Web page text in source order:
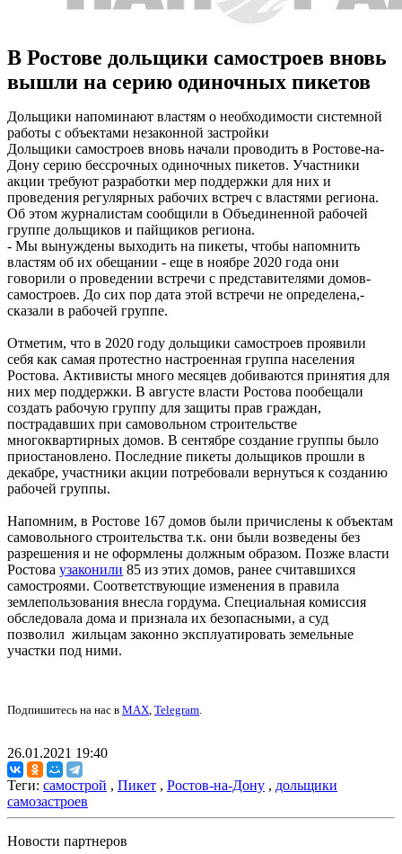
В Ростове дольщики самостроев вновь
вышли на серию одиночных пикетов
Дольщики напоминают властям о необходимости системной
работы с объектами незаконной застройки
Дольщики самостроев вновь начали проводить в Ростове-на-
Дону серию бессрочных одиночных пикетов. Участники
акции требуют разработки мер поддержки для них и
проведения регулярных рабочих встреч с властями региона.
Об этом журналистам сообщили в Объединенной рабочей
группе дольщиков и пайщиков региона.
- Мы вынуждены выходить на пикеты, чтобы напомнить
властям об их обещании - еще в ноябре 2020 года они
говорили о проведении встречи с представителями домов-
самостроев. До сих пор дата этой встречи не определена,-
сказали в рабочей группе.
Отметим, что в 2020 году дольщики самостроев проявили
себя как самая протестно настроенная группа населения
Ростова. Активисты много месяцев добиваются принятия для
них мер поддержки. В августе власти Ростова пообещали
создать рабочую группу для защиты прав граждан,
пострадавших при самовольном строительстве
многоквартирных домов. В сентябре создание группы было
приостановлено. Последние пикеты дольщиков прошли в
декабре, участники акции потребовали вернуться к созданию
рабочей группы.
Напомним, в Ростове 167 домов были причислены к объектам
самовольного строительства т.к. они были возведены без
разрешения и не оформлены должным образом. Позже власти
Ростова узаконили 85 из этих домов, ранее считавшихся
самостроями. Соответствующие изменения в правила
землепользования внесла гордума. Специальная комиссия
обследовала дома и признала их безопасными, а суд
позволил жильцам законно эксплуатировать земельные
участки под ними.
Подпишитесь на нас в MAX, Telegram.
26.01.2021 19:40
Теги: самострой , Пикет , Ростов-на-Дону , дольщики
самозастроев
Новости партнеров